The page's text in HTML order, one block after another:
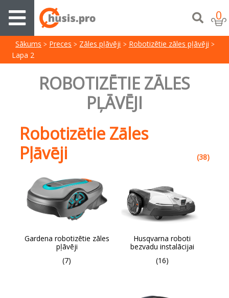
0
Sākums Preces Zāles pļāvēji
Robotizētie zāles pļāvēji
Lapa 2
ROBOTIZĒTIE ZĀLES
PĻĀVĒJI
Robotizētie Zāles
Pļāvēji
(38)
Gardena robotizētie zāles
pļāvēji
(7)
Husqvarna roboti
bezvadu instalācijai
(16)